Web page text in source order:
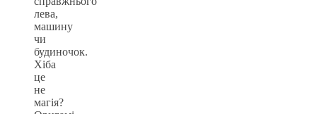
лева,
машину
чи
будиночок.
Хіба
це
не
магія?